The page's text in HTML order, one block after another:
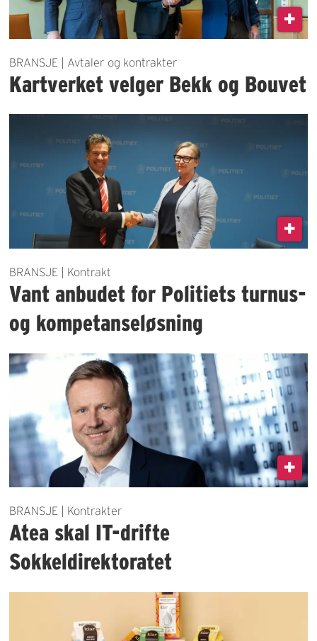
BRANSJE | Avtaler og kontrakter
Kartverket velger Bekk og Bouvet
BRANSJE | Kontrakt
Vant anbudet for Politiets turnus-
og kompetanseløsning
BRANSJE | Kontrakter
Atea skal IT-drifte
Sokkeldirektoratet